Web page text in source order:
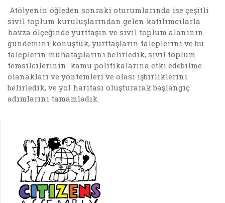
Atölyenin öğleden sonraki oturumlarında ise çeşitli
sivil toplum kuruluşlarından gelen katılımcılarla
havza ölçeğinde yurttaşın ve sivil toplum alanının
gündemini konuştuk, yurttaşların taleplerini ve bu
taleplerin muhataplarını belirledik, sivil toplum
temsilcilerinin kamu politikalarına etki edebilme
olanakları ve yöntemleri ve olası işbirliklerini
belirledik, ve yol haritası oluşturarak başlangıç
adımlarını tamamladık.